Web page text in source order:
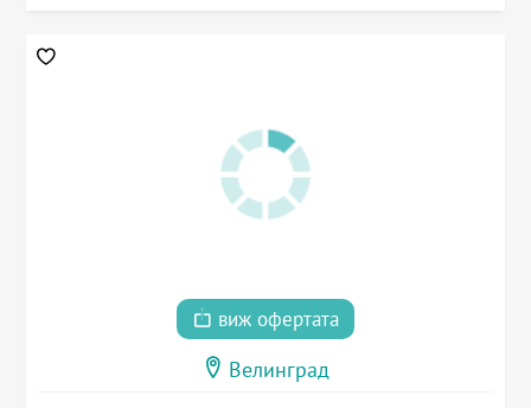
виж офертата
Велинград